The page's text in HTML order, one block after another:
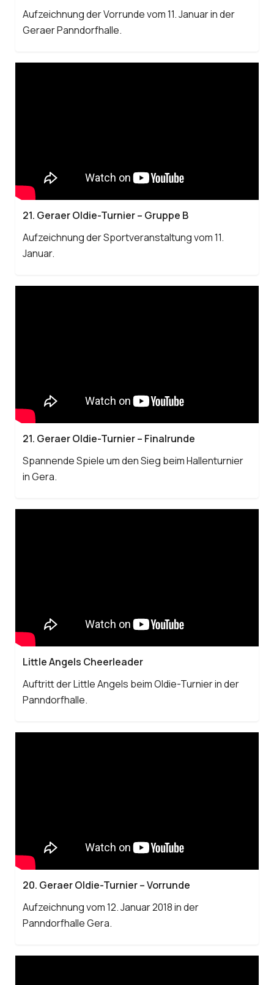
Aufzeichnung der Vorrunde vom 11. Januar in der
Geraer Panndorfhalle.
21. Geraer Oldie-Turnier – Gruppe B
Aufzeichnung der Sportveranstaltung vom 11.
Januar.
21. Geraer Oldie-Turnier – Finalrunde
Spannende Spiele um den Sieg beim Hallenturnier
in Gera.
Little Angels Cheerleader
Auftritt der Little Angels beim Oldie-Turnier in der
Panndorfhalle.
20. Geraer Oldie-Turnier – Vorrunde
Aufzeichnung vom 12. Januar 2018 in der
Panndorfhalle Gera.